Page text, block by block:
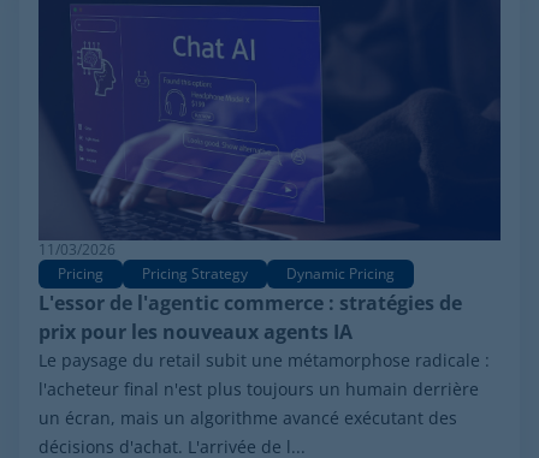
11/03/2026
Pricing
Pricing Strategy Dynamic Pricing
L'essor de l'agentic commerce : stratégies de
prix pour les nouveaux agents IA
Le paysage du retail subit une métamorphose radicale :
l'acheteur final n'est plus toujours un humain derrière
un écran, mais un algorithme avancé exécutant des
décisions d'achat. L'arrivée de l...